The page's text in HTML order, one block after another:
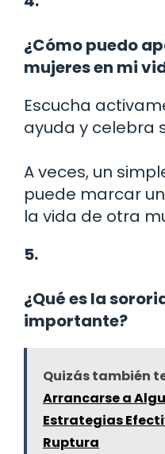
¿Cómo puedo
mujeres en mi
Escucha
ayuda y celebra
A veces, un
puede marcar
la vida de otra
5.
¿Qué es la
importante?
Quizás también
Arrancarse a
Estrategias
Ruptura